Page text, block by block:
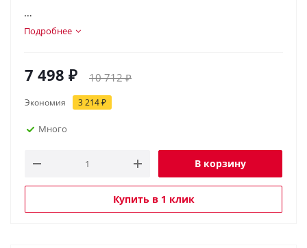
Подробнее
7 498 ₽ 10 712₽
Экономия 3 214₽
Много
В корзину
Купить в 1 клик